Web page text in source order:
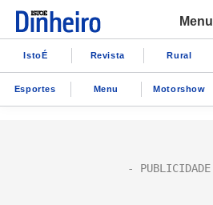
Menu
IstoÉ Revista Rural
Esportes Menu Motorshow